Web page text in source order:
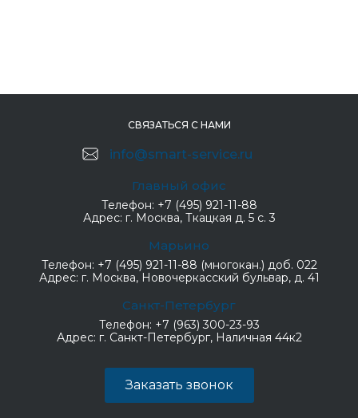
СВЯЗАТЬСЯ С НАМИ
info@smart-service.ru
Главный офис
Телефон: +7 (495) 921-11-88
Адрес: г. Москва, Ткацкая д. 5 с. 3
Марьино
Телефон: +7 (495) 921-11-88 (многокан.) доб. 022
Адрес: г. Москва, Новочеркасский бульвар, д. 41
Санкт-Петербург
Телефон: +7 (963) 300-23-93
Адрес: г. Санкт-Петербург, Наличная 44к2
Заказать звонок